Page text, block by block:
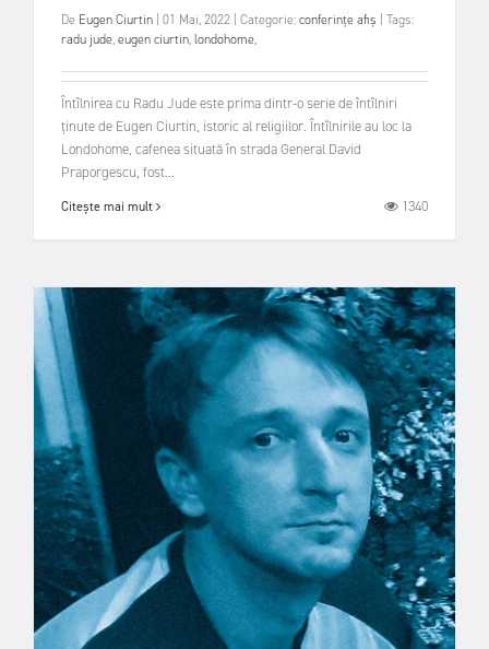
De Eugen Ciurtin 01 Mai, 2022 Categorie:conferințe afiș
Tags:
radu jude,eugen ciurtin,londohome,
Întîlnirea cu Radu Jude este prima dintr-o serie de întîlniri
ținute de Eugen Ciurtin, istoric al religiilor. Întîlnirile au loc la
Londohome, cafenea situată în strada General David
Praporgescu, fost...
Citește mai mult 1340